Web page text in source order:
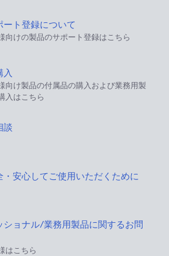
ート登録について
向けの製品のサポート登録はこちら
入
向け製品の付属品の購入および業務用製
入はこちら
談
・安心してご使用いただくために
ショナル/業務用製品に関するお問
はこちら